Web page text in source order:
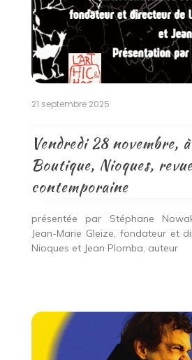
21 septembre 2025
Vendredi 28 novembre,
Boutique, Nioques,
contemporaine
présentée par Stéphane
Jean-Marie Gleize, fondateur et
Nioques et Jean Plomba,